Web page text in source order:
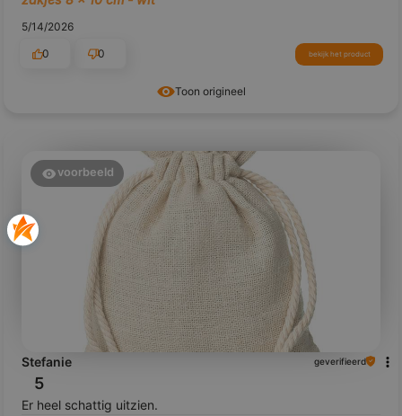
Toon origineel
5/14/2026
0
0 bekijk het product
voorbeeld
Stefanie geverifieerd
5
Er heel schattig uitzien.